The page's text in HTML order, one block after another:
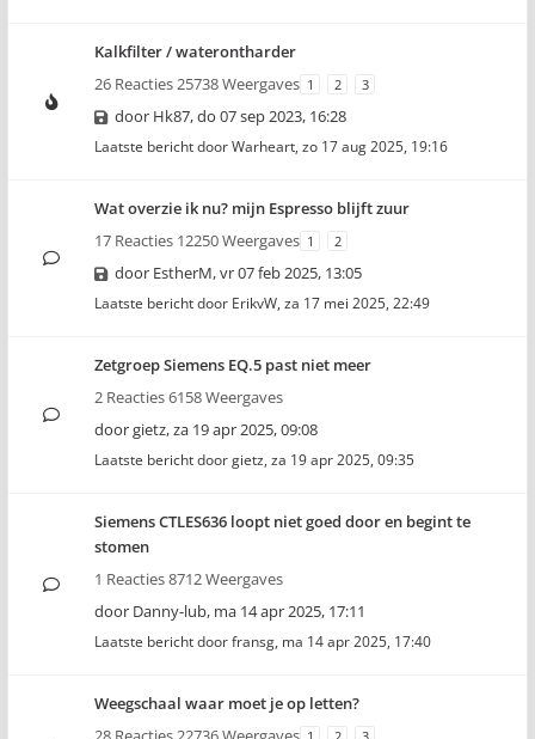
Kalkfilter / waterontharder
26 Reacties 25738 Weergaves 1 2 3
door Hk87,do 07 sep 2023, 16:28
Laatste bericht doorWarheart, zo 17 aug 2025, 19:16
Wat overzie ik nu? mijn Espresso blijft zuur
17 Reacties 12250 Weergaves 1 2
door EstherM,vr 07 feb 2025, 13:05
Laatste bericht door ErikvW, za 17 mei 2025, 22:49
Zetgroep Siemens EQ.5 past niet meer
2 Reacties 6158 Weergaves
doorgietz,za 19 apr 2025, 09:08
Laatste bericht doorgietz, za 19 apr 2025, 09:35
Siemens CTLES636 loopt niet goed door en begint te
stomen
1 Reacties 8712 Weergaves
door Danny-lub, ma 14 apr 2025, 17:11
Laatste bericht doorfransg, ma 14 apr 2025, 17:40
Weegschaal waar moet je op letten?